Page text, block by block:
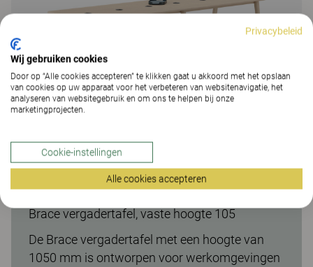
Brace vergadertafel, vaste hoogte 105
De Brace vergadertafel met een hoogte van
1050 mm is ontworpen voor werkomgevingen
Privacybeleid
Wij gebruiken cookies
Door op “Alle cookies accepteren” te klikken gaat u akkoord met het opslaan
van cookies op uw apparaat voor het verbeteren van websitenavigatie, het
analyseren van websitegebruik en om ons te helpen bij onze
marketingprojecten.
Cookie-instellingen
Alle cookies accepteren